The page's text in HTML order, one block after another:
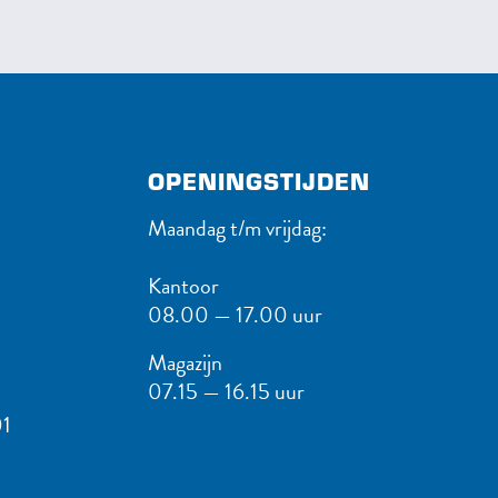
OPENINGSTIJDEN
Maandag t/m vrijdag:
Kantoor
08.00 — 17.00 uur
Magazijn
07.15 — 16.15 uur